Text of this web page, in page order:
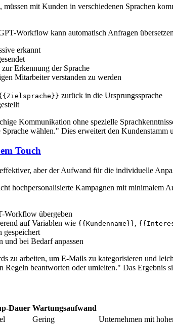
mit Kunden in verschiedenen Sprachen
Workflow kann automatisch Anfragen
erkannt
zur Erkennung der Sprache
Mitarbeiter verstanden zu werden
zurück in die Ursprungssprache
Kommunikation ohne spezielle
wählen." Dies erweitert den
Touch
aber der Aufwand für die individuelle
hochpersonalisierte Kampagnen mit minimalem
Workflow übergeben
auf Variablen wie {{Kundenname}},
gespeichert
und bei Bedarf anpassen
zu arbeiten, um E-Mails zu kategorisieren und
beantworten oder umleiten." Das Ergebnis
Dauer Wartungsaufwand
Gering
Unternehmen mit